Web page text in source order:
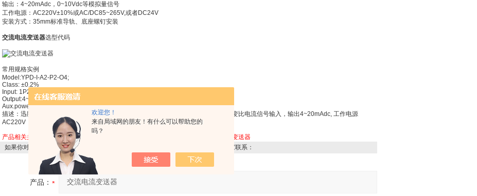
欢迎您！
来自局域网的朋友！有什么可以帮助您的
吗？
输出：4~20mAdc，0~10Vdc等模拟量信号
工作电源：AC220V±10%或AC/DC85~265V,或者DC24V
安装方式：35mm标准导轨、底座螺钉安装
交流电流变送器选型代码
常用规格实例
Model:YPD-I-A2-P2-O4;
Class: ±0.2%
Input: 1P2W, 5Aac, 50Hz;
Output:4~20mAdc
Aux.power:AC220V
描述：迅鹏YP型交流电流变送器此型号为单相电流变送器，5Aac 电流互感器（CT）变比电流信号输入，输出4~20mAdc, 工作电源
AC220V
产品相关关键字： 交流电流变送器
交流变送器
如果你对
YP交流电流变送器 感兴趣，想了解更详细的产品信息，填写下表直接与厂家联系：
产品：